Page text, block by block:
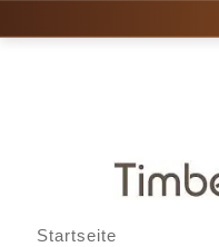
Startseite